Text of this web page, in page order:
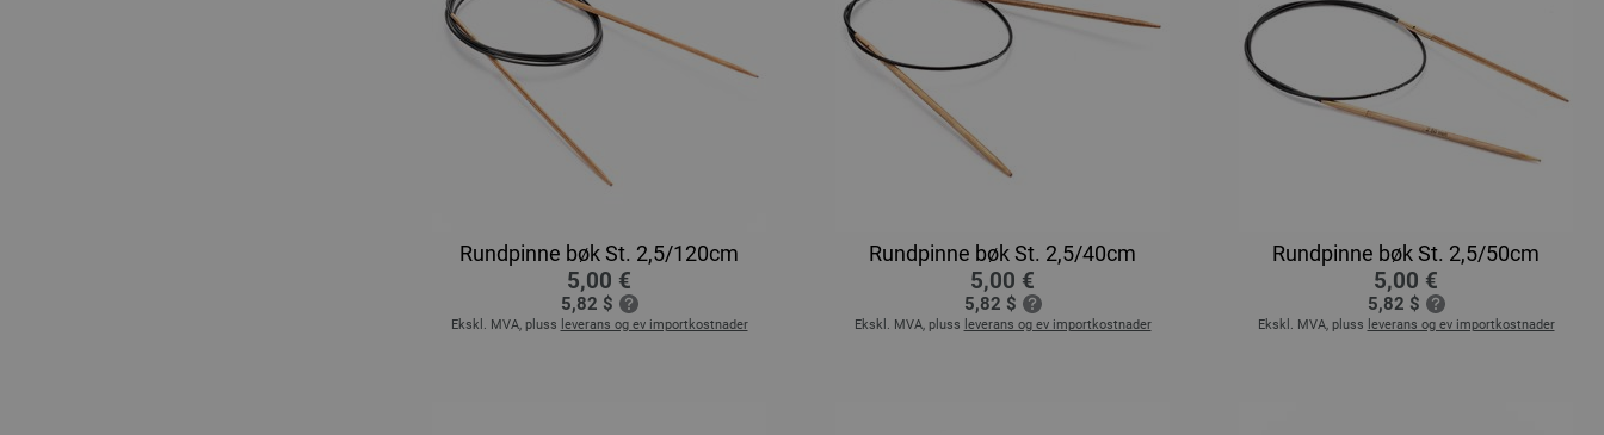
Rundpinne bøk St. 2,5/120cm
5,00 €
5,82 $
Ekskl. MVA, pluss leverans og ev importkostnader
Rundpinne bøk St. 2,5/40cm
5,00 €
5,82 $
Ekskl. MVA, pluss leverans og ev importkostnader
Rundpinne bøk St. 2,5/50cm
5,00 €
5,82 $
Ekskl. MVA, pluss leverans og ev importkostnader